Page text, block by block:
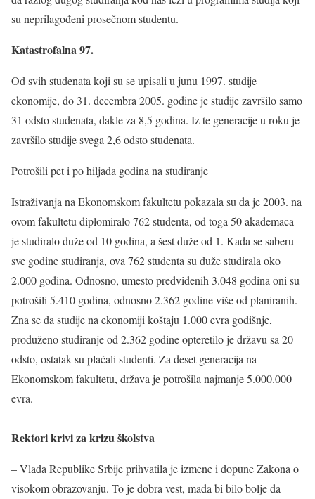
su neprilagođeni prosečnom studentu.
Katastrofalna 97.
Od svih studenata koji su se upisali u junu 1997. studije
ekonomije, do 31. decembra 2005. godine je studije završilo samo
31 odsto studenata, dakle za 8,5 godina. Iz te generacije u roku je
završilo studije svega 2,6 odsto studenata.
Potrošili pet i po hiljada godina na studiranje
Istraživanja na Ekonomskom fakultetu pokazala su da je 2003. na
ovom fakultetu diplomiralo 762 studenta, od toga 50 akademaca
je studiralo duže od 10 godina, a šest duže od 1. Kada se saberu
sve godine studiranja, ova 762 studenta su duže studirala oko
2.000 godina. Odnosno, umesto predviđenih 3.048 godina oni su
potrošili 5.410 godina, odnosno 2.362 godine više od planiranih.
Zna se da studije na ekonomiji koštaju 1.000 evra godišnje,
produženo studiranje od 2.362 godine opteretilo je državu sa 20
odsto, ostatak su plaćali studenti. Za deset generacija na
Ekonomskom fakultetu, država je potrošila najmanje 5.000.000
evra.
Rektori krivi za krizu školstva
– Vlada Republike Srbije prihvatila je izmene i dopune Zakona o
visokom obrazovanju. To je dobra vest, mada bi bilo bolje da